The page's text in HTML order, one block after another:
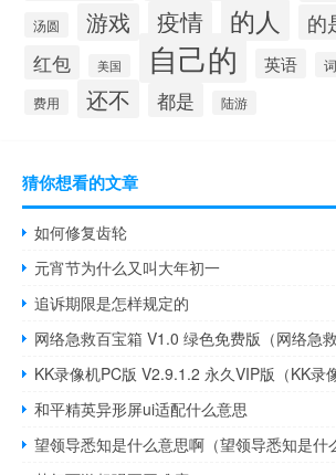
汤圆 游戏 疫情 的人 的
红包
美国 自己的 英语
费用 还不 都是 陆游
猜你想看的文章
如何修复齿轮
元宵节为什么又叫大年初一
追诉期限是怎样规定的
和平精英异形屏ui适配什么意思
望领导悉知是什么意思啊（望领导悉知是什